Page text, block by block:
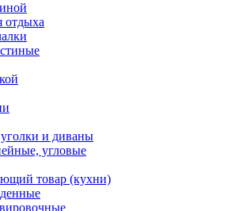
отдыха
и диваны
угловые
товар (кухни)